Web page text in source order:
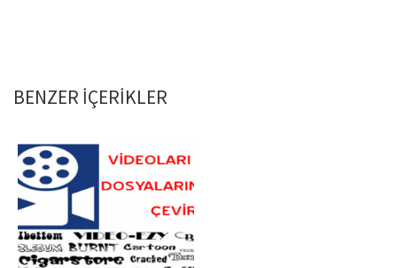
BENZER IÇERIKLER